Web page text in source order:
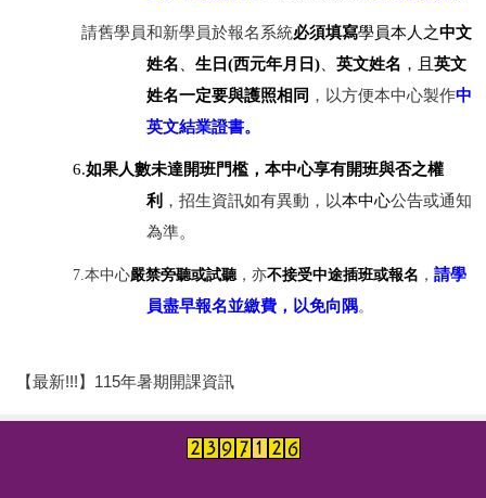
請舊學員和新學員於報名系統必須填寫學員本人之中文
姓名
生日(西元年月日) 英文姓名 ，且 英文
姓名一定要與護照相同 ，以方便本中心製作中
英文結業證書。
6.如果人數未達開班門檻，本中心享有開班與否之權
利 ，招生資訊如有異動，以本中心公告或通知
為準。
7.本中心嚴禁旁聽或試聽，亦不接受中途插班或報名 ， 請學
員盡早報名並繳費，以免向隅。
【最新!!!】115年暑期開課資訊